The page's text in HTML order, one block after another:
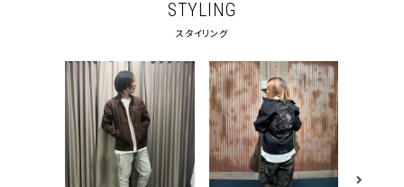
キーワードから探す
search
価格から探す
STYLING
スタイリング